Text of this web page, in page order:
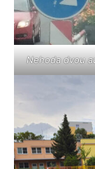
Nehoda dvou